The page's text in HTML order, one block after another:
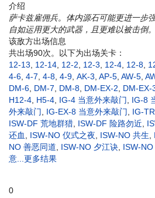
介绍
萨卡兹雇佣兵。体内源石可能更进一步
自如运用更大的武器，且更难以被击倒。
该敌方出场信息
共出场90次。以下为出场关卡：
12-13
12-14 12-2 12-3 12-4 12-8
4-6 4-7 4-8 4-9 AK-3 AP-5 AW-5
DM-6 DM-7 DM-8 DM-EX-2 DM-EX-
H12-4 H5-4 IG-4 当意外来敲门 IG-8
外来敲门
IG-EX-8 当意外来敲门 IG-
ISW-DF 荒地群猎 ISW-DF 险路勿近
还血
ISW-NO 仪式之夜 ISW-NO 共生
NO 善恶同道
ISW-NO 夕江诀 ISW-
意 ...更多结果
0